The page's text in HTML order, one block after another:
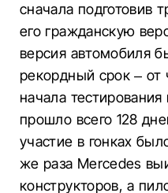
сначала подготовив
его гражданскую
версия автомобиля
рекордный срок – от
начала тестирования
прошло всего 128
участие в гонках
же раза Mercedes
конструкторов, а